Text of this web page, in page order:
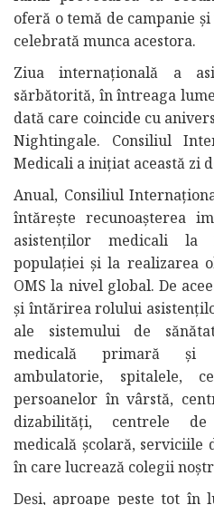
oferă o temă de campanie
celebrată munca acestora.
Ziua internațională a
sărbătorită, în întreaga
dată care coincide cu
Nightingale. Consiliul
Medicali a inițiat această zi
Anual, Consiliul
întărește recunoașterea
asistenților medicali la
populației și la realizarea
OMS la nivel global. De
și întărirea rolului
ale sistemului de
medicală primară și
ambulatorie, spitalele,
persoanelor în vârstă,
dizabilități, centrele de
medicală școlară, serviciile
în care lucrează colegii
Deși, aproape peste tot în